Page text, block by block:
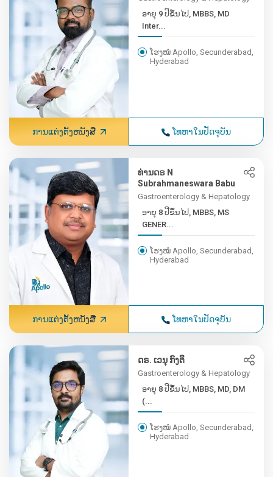
ອາຍຸ 9 ປີຂຶ້ນໄປ, MBBS, MD
Inter...
ໂຮງໝໍ Apollo, Secunderabad,
Hyderabad
ການແຕ່ງຕັ້ງຫນັງສື ໂທຫາໃນປັດຈຸບັນ
ທ່ານດຣ N
Subrahmaneswara Babu
Gastroenterology & Hepatology
ອາຍຸ 8 ປີຂຶ້ນໄປ, MBBS, MS
GENER...
ໂຮງໝໍ Apollo, Secunderabad,
Hyderabad
ການແຕ່ງຕັ້ງຫນັງສື ໂທຫາໃນປັດຈຸບັນ
ດຣ. ເວນຸ ກົງຕິ
Gastroenterology & Hepatology
ອາຍຸ 8 ປີຂຶ້ນໄປ, MBBS, MD, DM
(...
ໂຮງໝໍ Apollo, Secunderabad,
Hyderabad